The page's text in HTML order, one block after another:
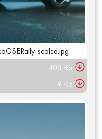
scaled.jpg
406 Ko
9 Ko